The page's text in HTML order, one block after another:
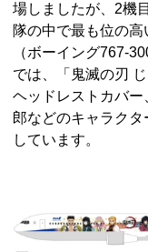
場しましたが、2機
隊の中で最も位の
（ボーイング767-
では、「鬼滅の刃
ヘッドレストカバ
郎などのキャラク
しています。